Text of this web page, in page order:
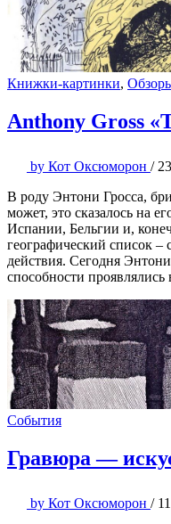
Книжки-картинки,
Anthony Gross
by Кот Оксюморон /
В роду Энтони Гросса,
может, это сказалось на
Испании, Бельгии и,
географический список
действия. Сегодня
способности проявлялись
События
Гравюра —
by Кот Оксюморон /